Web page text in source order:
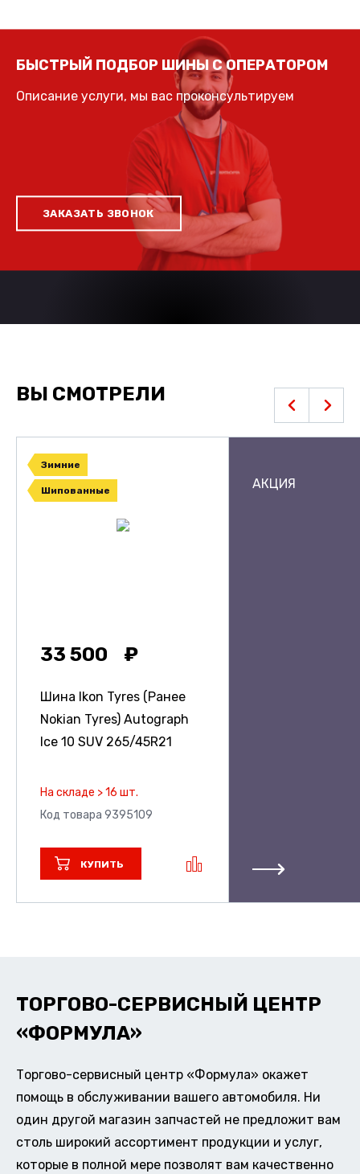
БЫСТРЫЙ ПОДБОР ШИНЫ С ОПЕРАТОРОМ
Описание услуги, мы вас проконсультируем
ЗАКАЗАТЬ ЗВОНОК
ВЫ СМОТРЕЛИ
Зимние
Шипованные
33 500
Шина Ikon Tyres (Ранее
Nokian Tyres) Autograph
Ice 10 SUV 265/45R21
На складе > 16 шт.
Код товара 9395109
КУПИТЬ
АКЦИЯ
ТОРГОВО-СЕРВИСНЫЙ ЦЕНТР
«ФОРМУЛА»
Торгово-сервисный центр «Формула» окажет
помощь в обслуживании вашего автомобиля. Ни
один другой магазин запчастей не предложит вам
столь широкий ассортимент продукции и услуг,
которые в полной мере позволят вам качественно